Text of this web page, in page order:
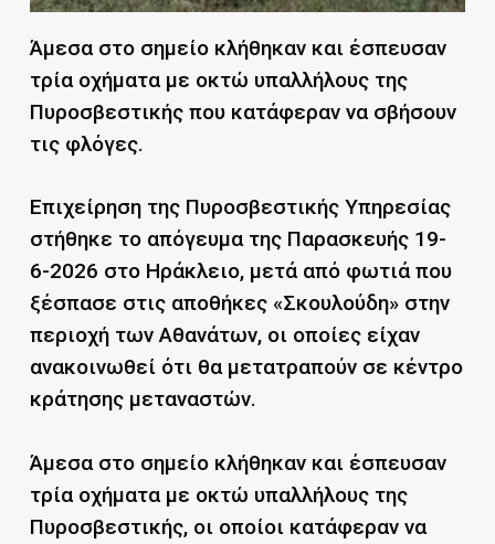
Άμεσα στο σημείο κλήθηκαν και έσπευσαν
τρία οχήματα με οκτώ υπαλλήλους της
Πυροσβεστικής που κατάφεραν να σβήσουν
τις φλόγες.
Επιχείρηση της Πυροσβεστικής Υπηρεσίας
στήθηκε το απόγευμα της Παρασκευής 19-
6-2026 στο Ηράκλειο, μετά από φωτιά που
ξέσπασε στις αποθήκες «Σκουλούδη» στην
περιοχή των Αθανάτων, οι οποίες είχαν
ανακοινωθεί ότι θα μετατραπούν σε κέντρο
κράτησης μεταναστών.
Άμεσα στο σημείο κλήθηκαν και έσπευσαν
τρία οχήματα με οκτώ υπαλλήλους της
Πυροσβεστικής, οι οποίοι κατάφεραν να